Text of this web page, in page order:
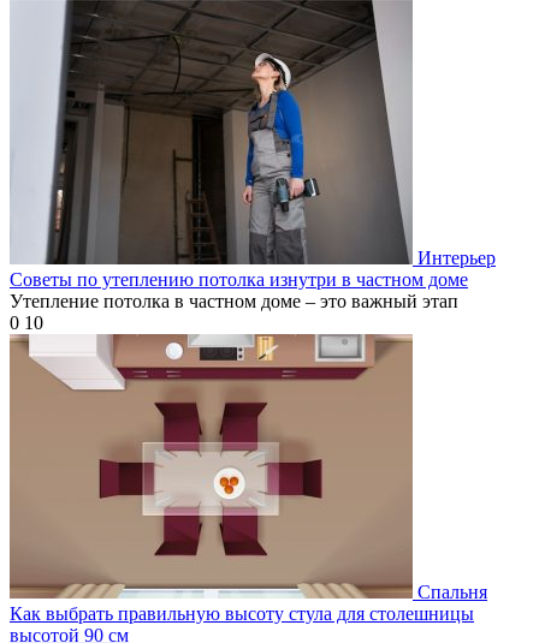
Интерьер
Советы по утеплению потолка изнутри в частном доме
Утепление потолка в частном доме – это важный этап
0 10
Спальня
Как выбрать правильную высоту стула для столешницы
высотой 90 см